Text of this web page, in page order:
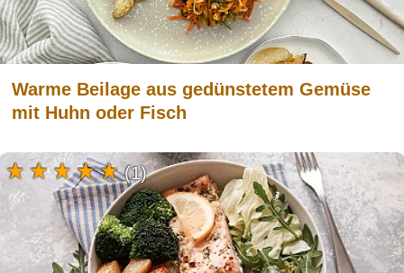
Warme Beilage aus gedünstetem Gemüse
mit Huhn oder Fisch
(1)